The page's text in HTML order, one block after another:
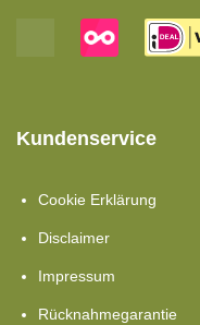
Kundenservice
Cookie Erklärung
Disclaimer
Impressum
Rücknahmegarantie